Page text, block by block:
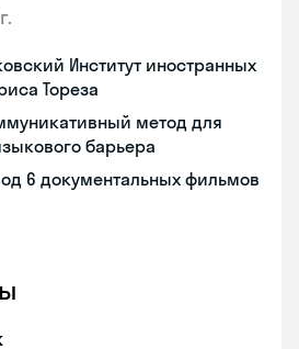
Институт иностранных
Тореза
метод для
барьера
6 документальных фильмов